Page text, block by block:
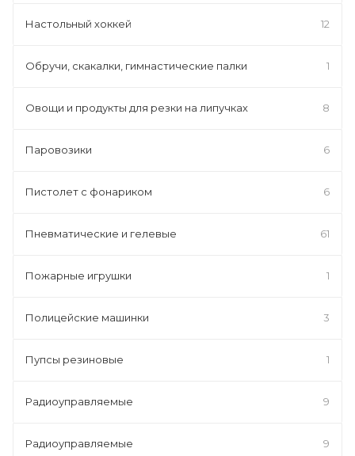
Настольный хоккей 12
Обручи, скакалки, гимнастические палки 1
Овощи и продукты для резки на липучках 8
Паровозики 6
Пистолет с фонариком 6
Пневматические и гелевые 61
Пожарные игрушки 1
Полицейские машинки 3
Пупсы резиновые 1
Радиоуправляемые 9
Радиоуправляемые 9